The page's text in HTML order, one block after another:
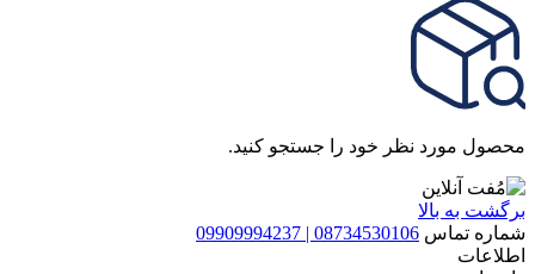
محصول مورد نظر خود را جستجو کنید.
برگشت به بالا
شماره تماس 08734530106 | 09909994237
اطلاعات